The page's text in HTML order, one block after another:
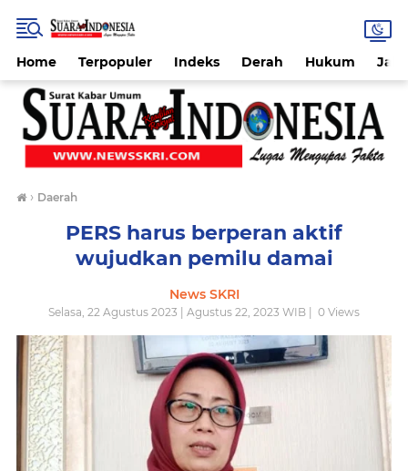
Home Terpopuler Indeks Derah Hukum
› Daerah
PERS harus berperan aktif
wujudkan pemilu damai
News SKRI
Selasa, 22 Agustus 2023 | Agustus 22, 2023 WIB | 0 Views